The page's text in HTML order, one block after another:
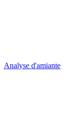
Analyse d'amiante